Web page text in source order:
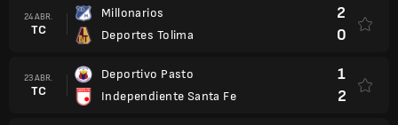
24 ABR.
TC
Millonarios
Deportes Tolima
2
0
23 ABR.
TC
Deportivo Pasto
Independiente Santa Fe
1
2